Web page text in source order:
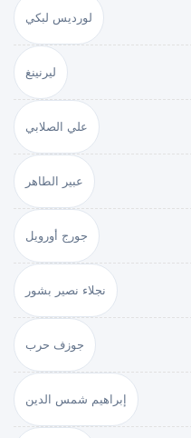
لورديس لبكي
ليرنينغ
علي الصلابي
عبير الطاهر
جورج أورويل
نجلاء نصير بشور
جوزف حرب
إبراهيم شمس الدين